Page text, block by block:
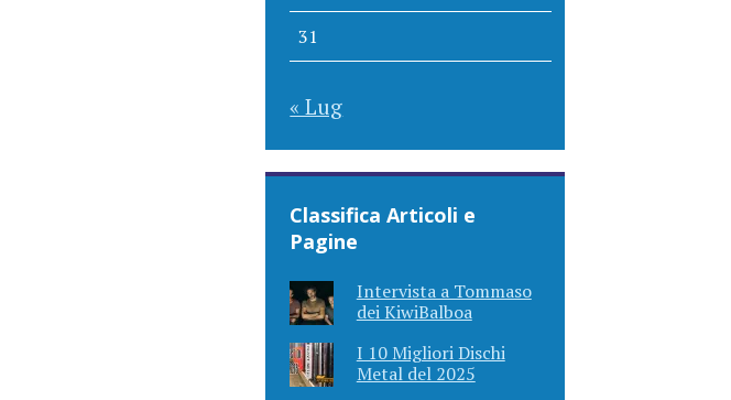
31
« Lug
Classifica Articoli e
Pagine
Intervista a Tommaso
dei KiwiBalboa
I 10 Migliori Dischi
Metal del 2025